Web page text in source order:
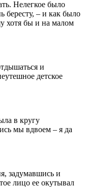
Нелегкое было
бересту, – и как было
хотя бы и на малом
и
детское
в кругу
мы вдвоем – я да
задумавшись и
лицо ее окутывал